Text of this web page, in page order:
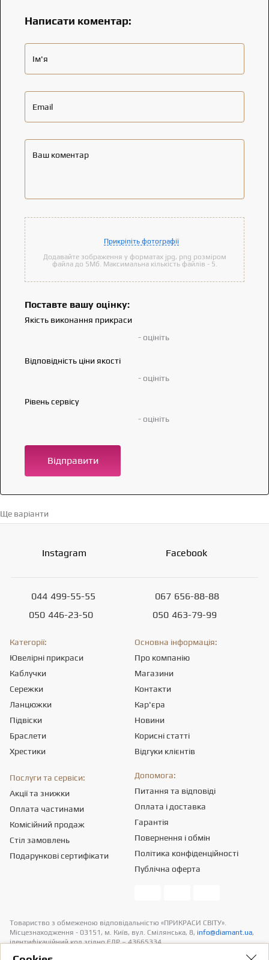
Написати коментар:
Ім'я
Email
Ваш коментар
Прикріпіть фотографії
Додавайте зображення у форматах jpg, png розміром
файла до 5Мб. Максимальна кількість файлів - 5.
Поставте вашу оцінку:
Якість виконання прикраси
- оцініть
Відповідність ціни якості
- оцініть
Рівень сервісу
- оцініть
Відправити
Ще варіанти
Instagram Facebook
044 499-55-55
050 446-23-50
067 656-88-88
050 463-79-99
Категорії:
Ювелірні прикраси
Каблучки
Сережки
Ланцюжки
Підвіски
Браслети
Хрестики
Основна інформація:
Про компанію
Магазини
Контакти
Кар'єра
Новини
Корисні статті
Відгуки клієнтів
Послуги та сервіси:
Акції та знижки
Оплата частинами
Комісійний продаж
Стіл замовлень
Подарункові сертифікати
Допомога:
Питання та відповіді
Оплата і доставка
Гарантія
Повернення і обмін
Політика конфіденційності
Публічна оферта
Товариство з обмеженою вiдповiдальнiстю «ПРИКРАСИ СВІТУ».
Місцезнаходження - 03151, м. Київ, вул. Смілянська, 8, info@diamant.ua,
ідентифікаційний код згідно ЄДР – 43665334.
Інформація про вартість доставки міститься у розділі «Оплата та